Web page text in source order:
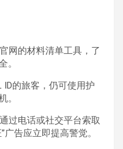
网的材料清单工具，了
。
ID的旅客，仍可使用护
。
过电话或社交平台索取
告应立即提高警觉。